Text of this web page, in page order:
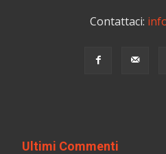
Contattaci:
Ultimi Commenti